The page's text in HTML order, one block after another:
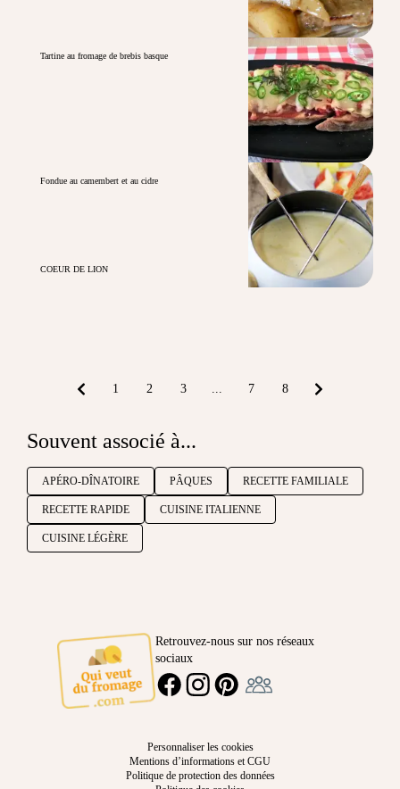
Tartine au fromage de brebis basque
Fondue au camembert et au cidre
COEUR DE LION
1 2 3 ... 7 8
Souvent associé à...
APÉRO-DÎNATOIRE PÂQUES RECETTE FAMILIALE
RECETTE RAPIDE CUISINE ITALIENNE
CUISINE LÉGÈRE
Retrouvez-nous sur nos réseaux
sociaux
FACEBOOKINSTAGRAMPINTEREST
Personnaliser les cookies
Mentions d’informations et CGU
Politique de protection des données